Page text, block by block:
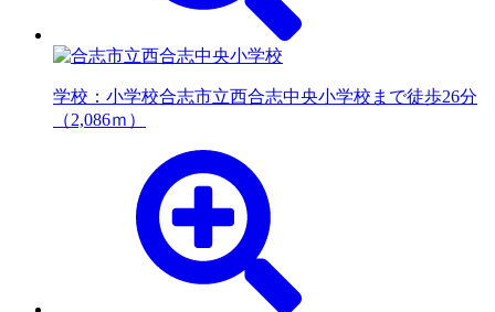
学校：小学校合志市立西合志中央小学校まで徒歩26分
（2,086ｍ）